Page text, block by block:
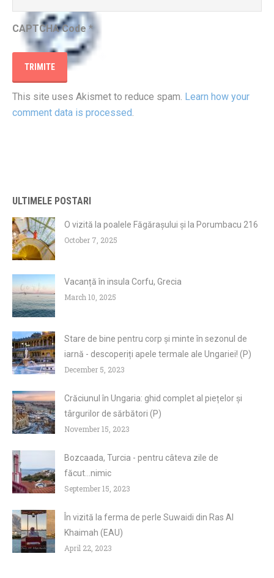
CAPTCHA Code *
This site uses Akismet to reduce spam. Learn how your
comment data is processed.
ULTIMELE POSTARI
O vizită la poalele Făgărașului și la Porumbacu 216
October 7, 2025
Vacanță în insula Corfu, Grecia
March 10, 2025
Stare de bine pentru corp și minte în sezonul de
iarnă - descoperiți apele termale ale Ungariei! (P)
December 5, 2023
Crăciunul în Ungaria: ghid complet al piețelor și
târgurilor de sărbători (P)
November 15, 2023
Bozcaada, Turcia - pentru câteva zile de
făcut...nimic
September 15, 2023
În vizită la ferma de perle Suwaidi din Ras Al
Khaimah (EAU)
April 22, 2023